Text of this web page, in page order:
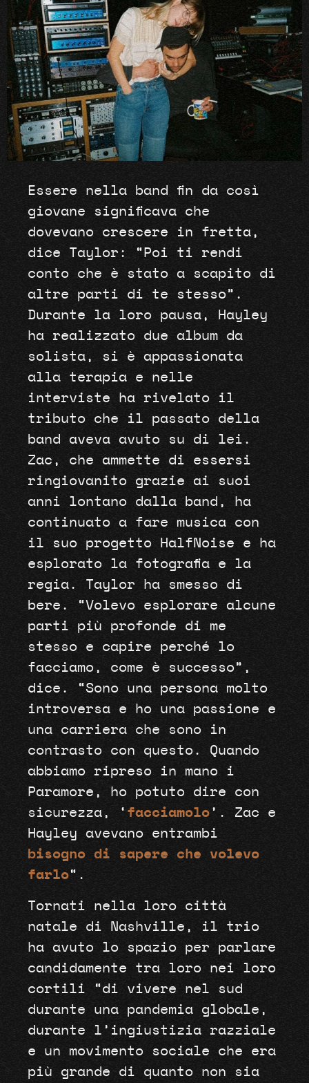
Essere nella band fin da così
giovane significava che
dovevano crescere in fretta,
dice Taylor: “Poi ti rendi
conto che è stato a scapito di
altre parti di te stesso”.
Durante la loro pausa, Hayley
ha realizzato due album da
solista, si è appassionata
alla terapia e nelle
interviste ha rivelato il
tributo che il passato della
band aveva avuto su di lei.
Zac, che ammette di essersi
ringiovanito grazie ai suoi
anni lontano dalla band, ha
continuato a fare musica con
il suo progetto HalfNoise e ha
esplorato la fotografia e la
regia. Taylor ha smesso di
bere. “Volevo esplorare alcune
parti più profonde di me
stesso e capire perché lo
facciamo, come è successo”,
dice. “Sono una persona molto
introversa e ho una passione e
una carriera che sono in
contrasto con questo. Quando
abbiamo ripreso in mano i
Paramore, ho potuto dire con
sicurezza, ‘ facciamolo’. Zac e
Hayley avevano entrambi
bisogno di sapere che volevo
farlo“.
Tornati nella loro città
natale di Nashville, il trio
ha avuto lo spazio per parlare
candidamente tra loro nei loro
cortili “di vivere nel sud
durante una pandemia globale,
durante l’ingiustizia razziale
e un movimento sociale che era
più grande di quanto non sia